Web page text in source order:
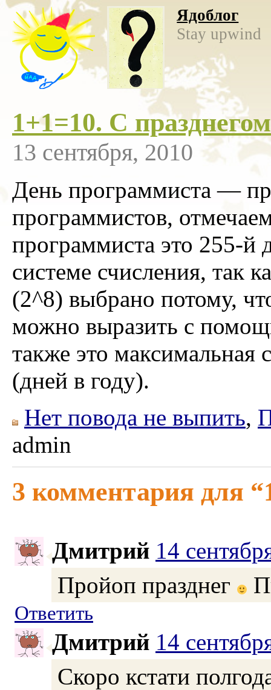
Ядоблог
Stay upwind
1+1=10. С
13 сентября, 2010
День программиста —
программистов,
программиста это 255-й
системе счисления, так
(2^8) выбрано потому,
можно выразить с
также это максимальная
(дней в году).
Нет повода не выпить,
admin
3 комментария для
Дмитрий 14
Пройоп празднег
Ответить
Дмитрий 14
Скоро кстати